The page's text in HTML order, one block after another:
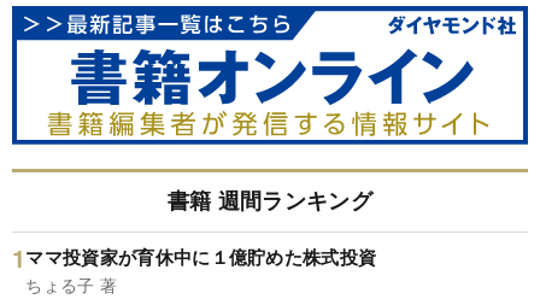
書籍 週間ランキング
ママ投資家が育休中に１億貯めた株式投資
ちょる子 著